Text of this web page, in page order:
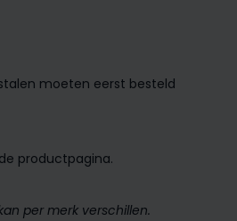
moeten eerst besteld
productpagina.
per merk verschillen.